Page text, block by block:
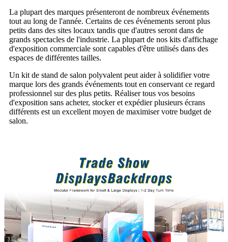
La plupart des marques présenteront de nombreux événements
tout au long de l'année. Certains de ces événements seront plus
petits dans des sites locaux tandis que d'autres seront dans de
grands spectacles de l'industrie. La plupart de nos kits d'affichage
d'exposition commerciale sont capables d'être utilisés dans des
espaces de différentes tailles.
Un kit de stand de salon polyvalent peut aider à solidifier votre
marque lors des grands événements tout en conservant ce regard
professionnel sur des plus petits. Réaliser tous vos besoins
d'exposition sans acheter, stocker et expédier plusieurs écrans
différents est un excellent moyen de maximiser votre budget de
salon.